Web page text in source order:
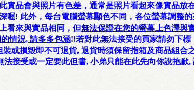
實品會與照片有色差 ，通常是照片看起來像實品放
喔! 此外，每台電腦螢幕顯色不同，各位螢幕調整
看來與實品相同， 但無法保證在您的螢幕上色澤與
情況, 請多多包涵!!若對此無法接受的買家請勿下標
或損毀即不可退貨, 退貨時須保留指箱及商品組合
法接受或一定要此但書, 小弟只能在此先向你說抱歉,